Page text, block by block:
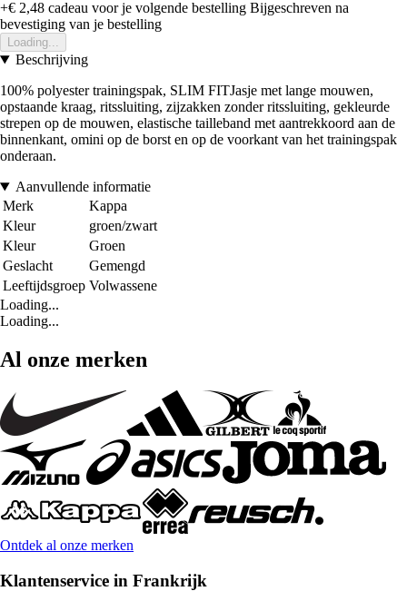
+€ 2,48 cadeau voor je volgende bestelling Bijgeschreven na
bevestiging van je bestelling
Loading...
Beschrijving
100% polyester trainingspak, SLIM FITJasje met lange mouwen,
opstaande kraag, ritssluiting, zijzakken zonder ritssluiting, gekleurde
strepen op de mouwen, elastische tailleband met aantrekkoord aan de
binnenkant, omini op de borst en op de voorkant van het trainingspak
onderaan.
Aanvullende informatie
Merk
Kappa
Kleur
groen/zwart
Kleur
Groen
Geslacht
Gemengd
Leeftijdsgroep Volwassene
Loading...
Loading...
Al onze merken
Ontdek al onze merken
Klantenservice in Frankrijk